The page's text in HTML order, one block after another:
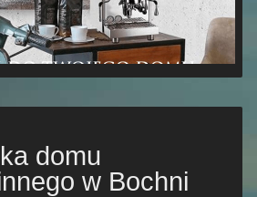
domu
w Bochni